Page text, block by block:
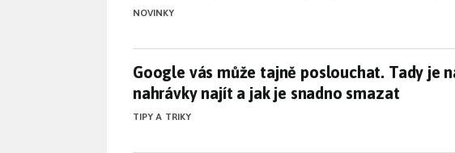
NOVINKY
Google vás může tajně poslouchat. Tady je
Google vás může tajně poslouchat. Tady je
nahrávky najít a jak je snadno smazat
TIPY A TRIKY